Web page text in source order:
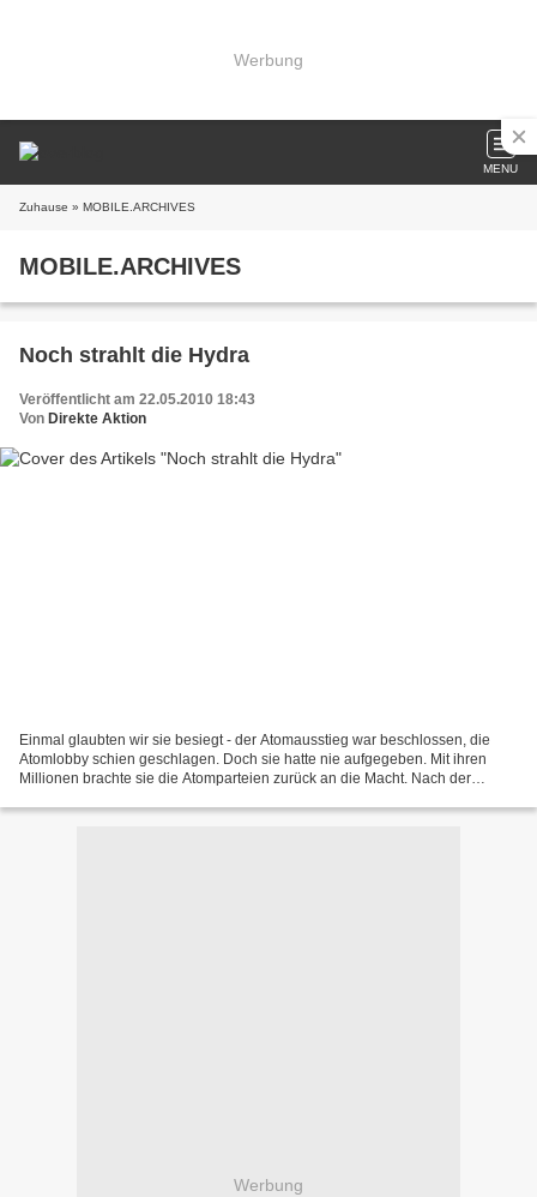
Werbung
MENU
Zuhause » MOBILE.ARCHIVES
MOBILE.ARCHIVES
Noch strahlt die Hydra
Veröffentlicht am 22.05.2010 18:43
Von Direkte Aktion
Einmal glaubten wir sie besiegt - der Atomausstieg war beschlossen, die
Atomlobby schien geschlagen. Doch sie hatte nie aufgegeben. Mit ihren
Millionen brachte sie die Atomparteien zurück an die Macht. Nach der
Werbung